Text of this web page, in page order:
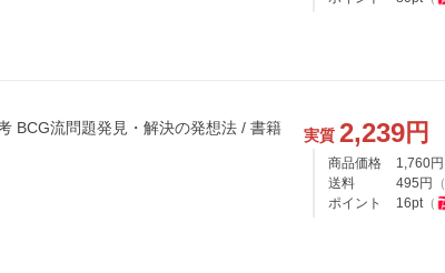
BCG流問題発見・解決の発想法 / 書籍
実質 2,239円
商品価格 1,760円
送料
495 円 （
ポイント
16pt（